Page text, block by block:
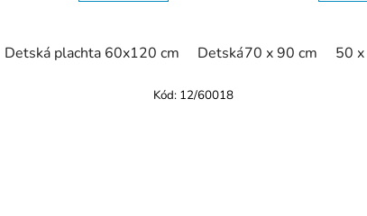
Detská plachta 60x120 cm Detská plachta 70x140
70 x 90 cm 50
Kód: 12/60018